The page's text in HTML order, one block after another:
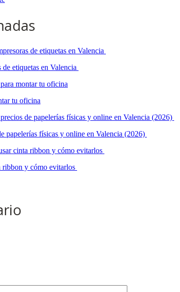
etiquetas en Valencia
tu oficina
papelerías físicas y online en Valencia (2026)
ribbon y cómo evitarlos